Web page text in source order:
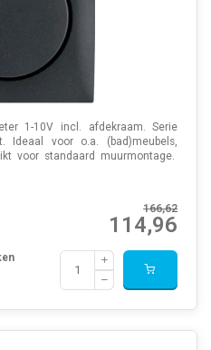
1-10V incl. afdekraam. Serie
Ideaal voor o.a. (bad)meubels,
voor standaard muurmontage.
166,62
114,96